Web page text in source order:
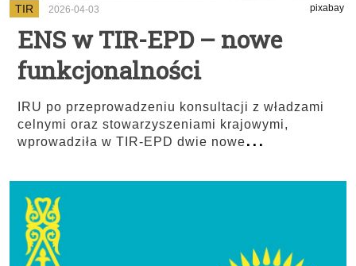
TIR 2026-04-03 pixabay
ENS w TIR-EPD – nowe
funkcjonalności
IRU po przeprowadzeniu konsultacji z władzami
celnymi oraz stowarzyszeniami krajowymi,
wprowadziła w TIR-EPD dwie nowe...